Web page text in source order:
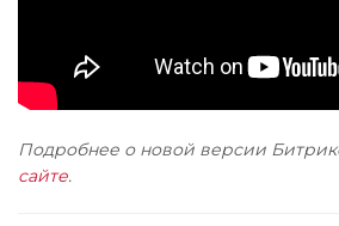
Подробнее о новой версии
сайте.